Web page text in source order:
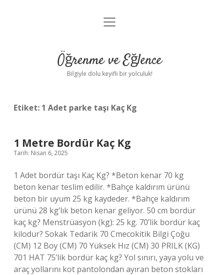
Anasayfa
Yasal Uyarı
menüyü
Öğrenme ve Eğlence
Bilgiyle dolu keyifli bir yolculuk!
Etiket: 1 Adet parke taşı Kaç Kg
1 Metre Bordür Kaç Kg
Tarih: Nisan 6, 2025
1 Adet bordür taşı Kaç Kg? *Beton kenar 70 kg
beton kenar teslim edilir. *Bahçe kaldırım ürünü
beton bir uyum 25 kg kaydeder. *Bahçe kaldırım
ürünü 28 kg’lık beton kenar geliyor. 50 cm bordür
kaç kg? Menstrüasyon (kg): 25 kg. 70’lik bordür kaç
kilodur? Sokak Tedarik 70 Cmecokitik Bilgi Çoğu
(CM) 12 Boy (CM) 70 Yüksek Hız (CM) 30 PRILK (KG)
701 HAT 75’lik bordür kaç kg? Yol sınırı, yaya yolu ve
araç yollarını kot pantolondan ayıran beton stokları